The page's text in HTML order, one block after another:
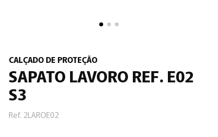
CALÇADO DE PROTEÇÃO
SAPATO LAVORO REF. E02
S3
Ref. 2LAROE02